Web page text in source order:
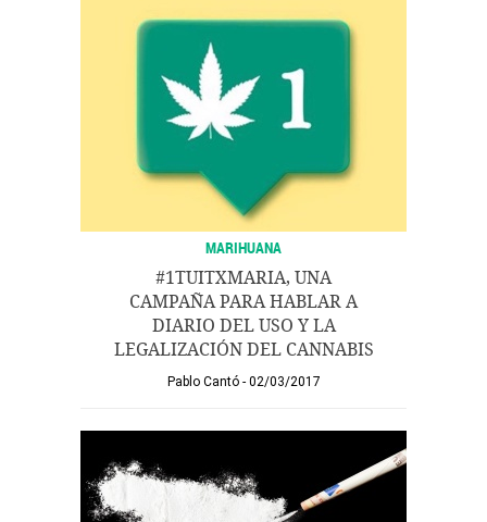
MARIHUANA
#1TUITXMARIA, UNA
CAMPAÑA PARA HABLAR A
DIARIO DEL USO Y LA
LEGALIZACIÓN DEL CANNABIS
Pablo Cantó 02/03/2017